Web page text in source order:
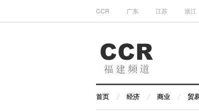
CCR 广东 江苏 浙江
首页 经济 商业 贸